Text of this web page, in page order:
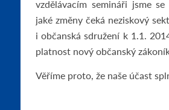
vzdělávacím semináři jsme
jaké změny čeká neziskový
i občanská sdružení k 1.1.
platnost nový občanský
Věříme proto, že naše účast